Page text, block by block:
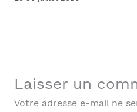
Laisser un
Votre adresse e-mail ne